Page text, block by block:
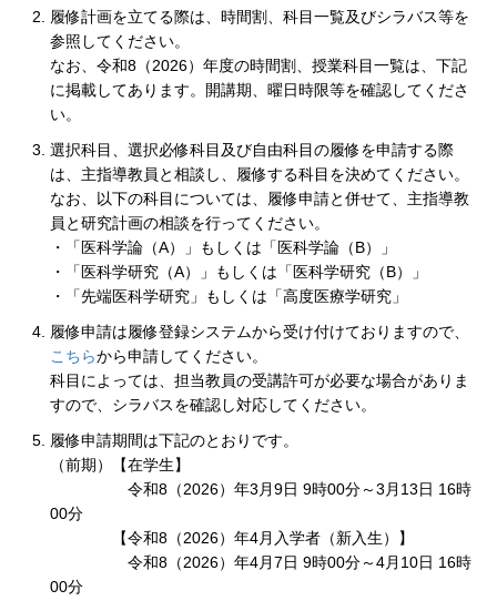
履修計画を立てる際は、時間割、科目一覧及びシラバス等を
参照してください。
なお、令和8（2026）年度の時間割、授業科目一覧は、下記
に掲載してあります。開講期、曜日時限等を確認してくださ
い。
選択科目、選択必修科目及び自由科目の履修を申請する際
は、主指導教員と相談し、履修する科目を決めてください。
なお、以下の科目については、履修申請と併せて、主指導教
員と研究計画の相談を行ってください。
・「医科学論（A）」もしくは「医科学論（B）」
・「医科学研究（A）」もしくは「医科学研究（B）」
・「先端医科学研究」もしくは「高度医療学研究」
履修申請は履修登録システムから受け付けておりますので、
こちらから申請してください。
科目によっては、担当教員の受講許可が必要な場合がありま
すので、シラバスを確認し対応してください。
履修申請期間は下記のとおりです。
（前期）【在学生】
令和8（2026）年3月9日 9時00分～3月13日 16時
00分
【令和8（2026）年4月入学者（新入生）】
令和8（2026）年4月7日 9時00分～4月10日 16時
00分